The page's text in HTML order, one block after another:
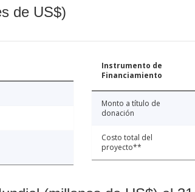
de US$)
Instrumento de
Financiamiento
Monto a título de
donación
Costo total del
proyecto**